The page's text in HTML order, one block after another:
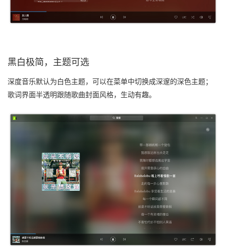
黑白极简，主题可选
深度音乐默认为白色主题，可以在菜单中切换成深邃的深色主题；
歌词界面半透明跟随歌曲封面风格，生动有趣。